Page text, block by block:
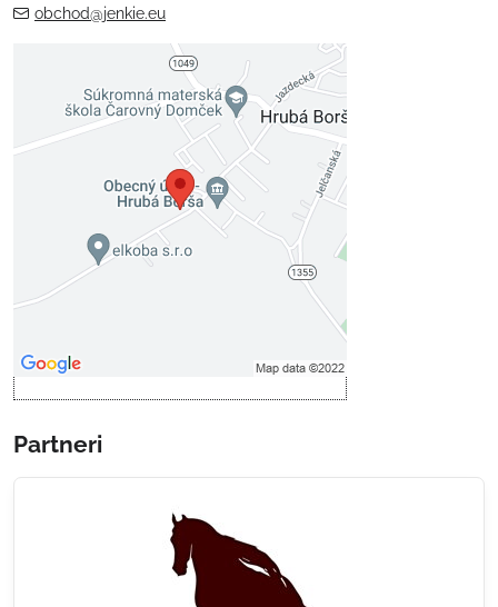
obchod@jenkie.eu
Externý obsah je blokovaný
Voľbami súkromia
Prajete si načítať externý obsah?
Povoliť tentokrát
Povoliť a zapamätať - súhlas s
Partneri